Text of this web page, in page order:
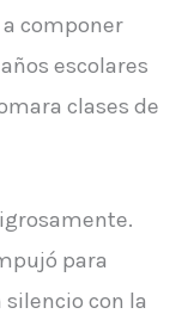
componer
escolares
clases de
para
con la